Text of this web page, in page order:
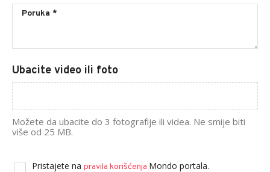
Ubacite video ili foto
Možete da ubacite do 3 fotografije ili videa. Ne smije biti
više od 25 MB.
Pristajete na pravila korišćenja Mondo portala.